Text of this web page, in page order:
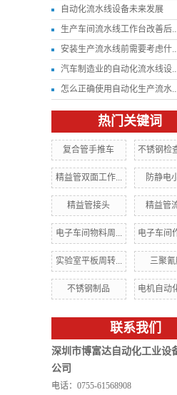
自动化流水线设备未来发展
生产车间流水线工作台改善后
安装生产流水线前需要考虑什
汽车制造业的自动化流水线设
怎么正确使用自动化生产流水
热门关键词
复合管手推车 不锈钢检
精益管双面工作... 防静电
精益管接头 精益管
电子车间物料周... 电子车间
实验室平板周转... 三聚氰
不锈钢制品 电机自动
联系我们
深圳市博富达自动化工业设
公司
电话：0755-61568908